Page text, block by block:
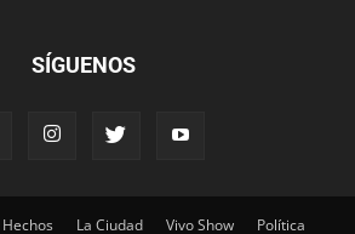
SÍGUENOS
Hechos La Ciudad Vivo Show Política